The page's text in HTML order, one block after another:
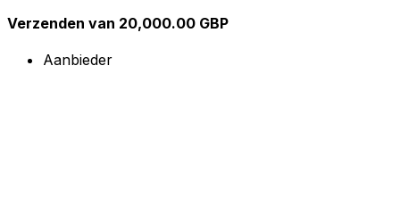
Verzenden van 20,000.00 GBP
Aanbieder